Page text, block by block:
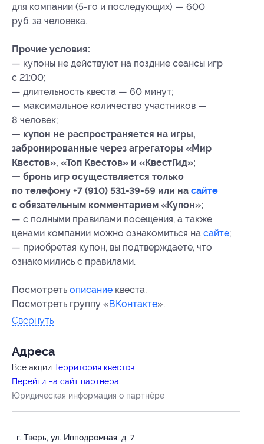
для компании (5-го и последующих) — 600
руб. за человека.
Прочие условия:
— купоны не действуют на поздние сеансы игр
с 21:00;
— длительность квеста — 60 минут;
— максимальное количество участников —
8 человек;
— купон не распространяется на игры,
забронированные через агрегаторы «Мир
Квестов», «Топ Квестов» и «КвестГид»;
— бронь игр осуществляется только
по телефону +7 (910) 531-39-59 или на сайте
с обязательным комментарием «Купон»;
— с полными правилами посещения, а также
ценами компании можно ознакомиться на сайте;
— приобретая купон, вы подтверждаете, что
ознакомились с правилами.
Посмотреть описание квеста.
Посмотреть группу «ВКонтакте».
Свернуть
Адресa
Все акции Территория квестов
Перейти на сайт партнера
Юридическая информация о партнёре
г. Тверь, ул. Ипподромная, д. 7